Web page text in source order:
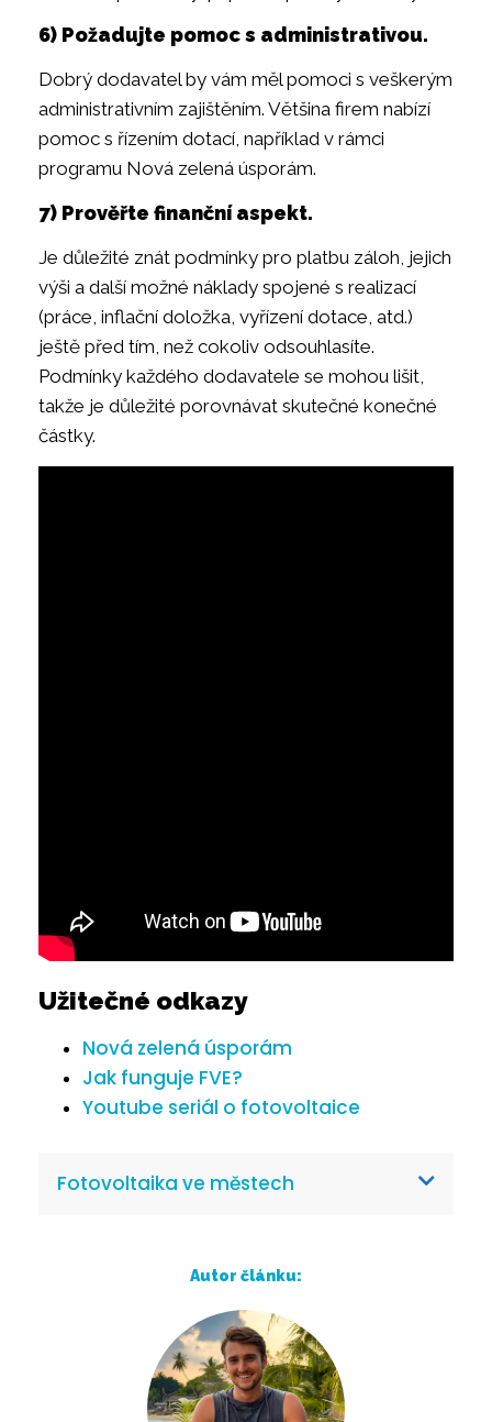
6) Požadujte pomoc s administrativou.
Dobrý dodavatel by vám měl pomoci s veškerým
administrativním zajištěním. Většina firem nabízí
pomoc s řízením dotací, například v rámci
programu Nová zelená úsporám.
7) Prověřte finanční aspekt.
Je důležité znát podmínky pro platbu záloh, jejich
výši a další možné náklady spojené s realizací
(práce, inflační doložka, vyřízení dotace, atd.)
ještě před tím, než cokoliv odsouhlasíte.
Podmínky každého dodavatele se mohou lišit,
takže je důležité porovnávat skutečné konečné
částky.
Užitečné odkazy
Nová zelená úsporám
Jak funguje FVE?
Youtube seriál o fotovoltaice
Fotovoltaika ve městech
Autor článku: